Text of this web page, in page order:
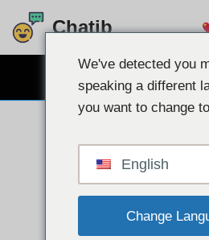
İçeriğe
Chatib
We've detected you
speaking a different
you want to change
English
Change